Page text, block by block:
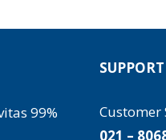
99%
SUPPORT
Customer
021 –